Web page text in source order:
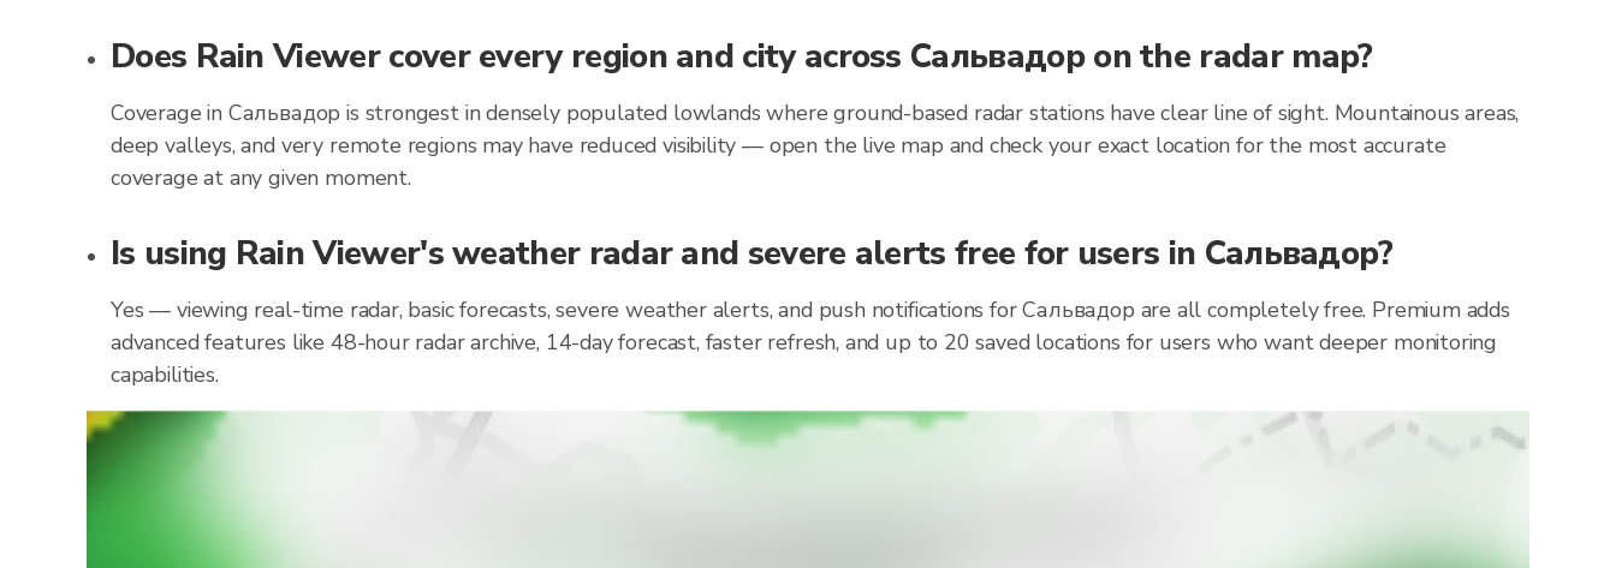
Does Rain Viewer cover every region and city across Сальвадор on the radar map?
Coverage in Сальвадор is strongest in densely populated lowlands where ground-based radar stations have clear line of sight. Mountainous areas,
deep valleys, and very remote regions may have reduced visibility — open the live map and check your exact location for the most accurate
coverage at any given moment.
Is using Rain Viewer's weather radar and severe alerts free for users in Сальвадор?
Yes — viewing real-time radar, basic forecasts, severe weather alerts, and push notifications for Сальвадор are all completely free. Premium adds
advanced features like 48-hour radar archive, 14-day forecast, faster refresh, and up to 20 saved locations for users who want deeper monitoring
capabilities.